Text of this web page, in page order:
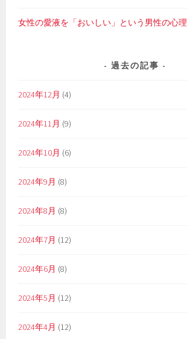
女性の愛液を「おいしい」という男性の心理
過去の記事
2024年12月 (4)
2024年11月 (9)
2024年10月 (6)
2024年9月 (8)
2024年8月 (8)
2024年7月 (12)
2024年6月 (8)
2024年5月 (12)
2024年4月 (12)